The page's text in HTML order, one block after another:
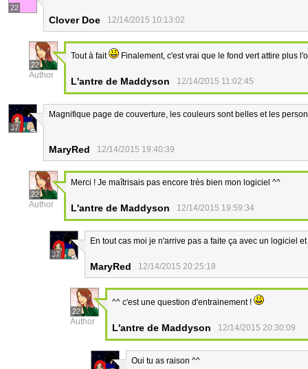
22
Clover Doe 12/14/2015 10:13:02
22
Author
Tout à fait Finalement, c'est vrai que le fond vert attire plus
L'antre de Maddyson 12/14/2015 11:02:45
37
Magnifique page de couverture, les couleurs sont belles et les
MaryRed 12/14/2015 19:40:39
22
Author
Merci ! Je maîtrisais pas encore très bien mon logiciel ^^
L'antre de Maddyson 12/14/2015 19:59:34
37
En tout cas moi je n'arrive pas a faite ça avec un logiciel
MaryRed 12/14/2015 20:25:18
22
Author
^^ c'est une question d'entrainement !
L'antre de Maddyson 12/14/2015 20:30:09
Oui tu as raison ^^